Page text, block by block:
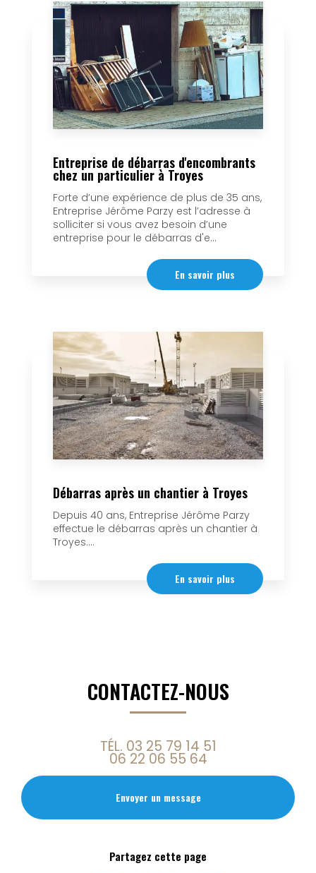
Entreprise de débarras d'encombrants
chez un particulier à Troyes
Forte d’une expérience de plus de 35 ans,
Entreprise Jérôme Parzy est l’adresse à
solliciter si vous avez besoin d’une
entreprise pour le débarras d'e...
En savoir plus
Débarras après un chantier à Troyes
Depuis 40 ans, Entreprise Jérôme Parzy
effectue le débarras après un chantier à
Troyes....
En savoir plus
CONTACTEZ-NOUS
TÉL. 03 25 79 14 51
06 22 06 55 64
Envoyer un message
Partagez cette page